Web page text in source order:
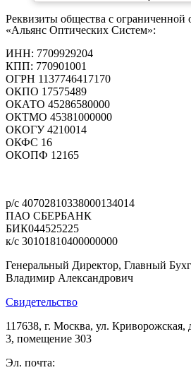
Реквизиты общества с ограниченной
«Альянс Оптических Систем»:
ИНН: 7709929204
КПП: 770901001
ОГРН 1137746417170
ОКПО 17575489
ОКАТО 45286580000
ОКТМО 45381000000
ОКОГУ 4210014
ОКФС 16
ОКОПФ 12165
р/с 40702810338000134014
ПАО СБЕРБАНК
БИК044525225
к/с 30101810400000000
Генеральный Директор, Главный
Владимир Александрович
Свидетельство
117638, г. Москва, ул.
3, помещение 303
Эл. почта: